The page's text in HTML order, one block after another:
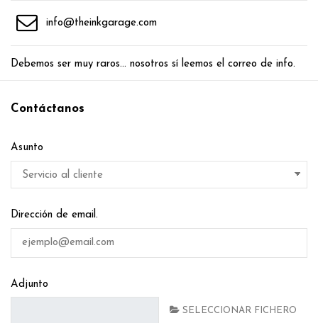
info@theinkgarage.com
Debemos ser muy raros... nosotros sí leemos el correo de info.
Contáctanos
Asunto
Dirección de email.
Adjunto
SELECCIONAR FICHERO